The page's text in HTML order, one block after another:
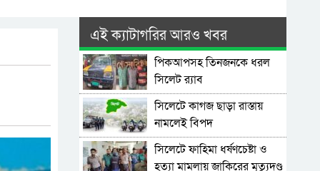
এই ক্যাটাগরির আরও খবর
পিকআপসহ তিনজনকে ধরল
সিলেট র‌্যাব
সিলেটে কাগজ ছাড়া রাস্তায়
নামলেই বিপদ
সিলেটে ফাহিমা ধর্ষণচেষ্টা ও
হত্যা মামলায় জাকিরের মৃত্যুদণ্ড